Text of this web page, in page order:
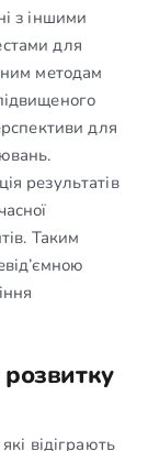
з іншими
для
методам
для
результатів
Таким
розвитку
відіграють